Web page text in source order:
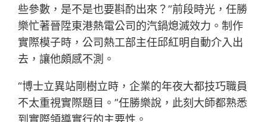
些參數，是不是也要斟酌出來？”前段時光，任勝
樂忙著晉陞東港熱電公司的汽鍋熄滅效力。制作
實際模子時，公司熱工部主任邱紅明自動介入出
去，讓他頗感不測。
“博士立異站剛樹立時，企業的年夜大都技巧職員
不太重視實際題目。”任勝樂說，此刻大師都熟悉